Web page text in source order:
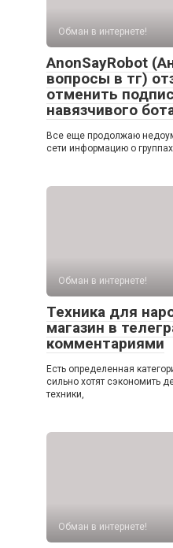
Обман в интернете!
AnonSayRobot
вопросы в тг)
отменить
навязчивого
Все еще продолжаю
сети информацию о
Обман в интернете!
Техника для
магазин в
комментариями
Есть определенная
сильно хотят сэкономить
техники,
Обман в интернете!